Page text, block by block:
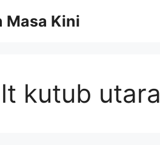
Masa Kini
kutub utara